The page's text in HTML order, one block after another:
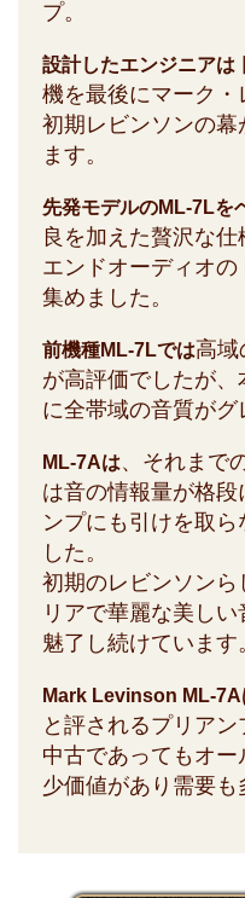
プ。
設計したエンジニアは
機を最後にマーク・
初期レビンソンの幕
ます。
先発モデルのML-7Lを
良を加えた贅沢な
エンドオーディオ
集めました。
前機種ML-7Lでは高域
が高評価でしたが
に全帯域の音質がグ
ML-7Aは、それまで
は音の情報量が格
ンプにも引けを取
した。
初期のレビンソンら
リアで華麗な美し
魅了し続けています
Mark Levinson ML-7A
と評されるプリアン
中古であってもオ
少価値があり需要も